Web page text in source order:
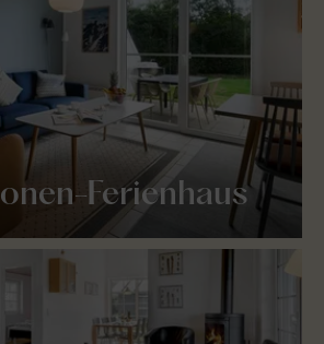
Ferienhaus